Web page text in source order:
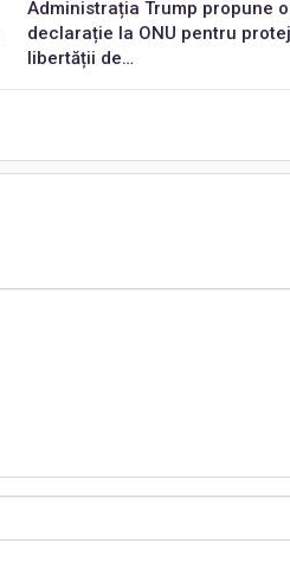
Administrația Trump propune o
declarație la ONU pentru
libertății de…